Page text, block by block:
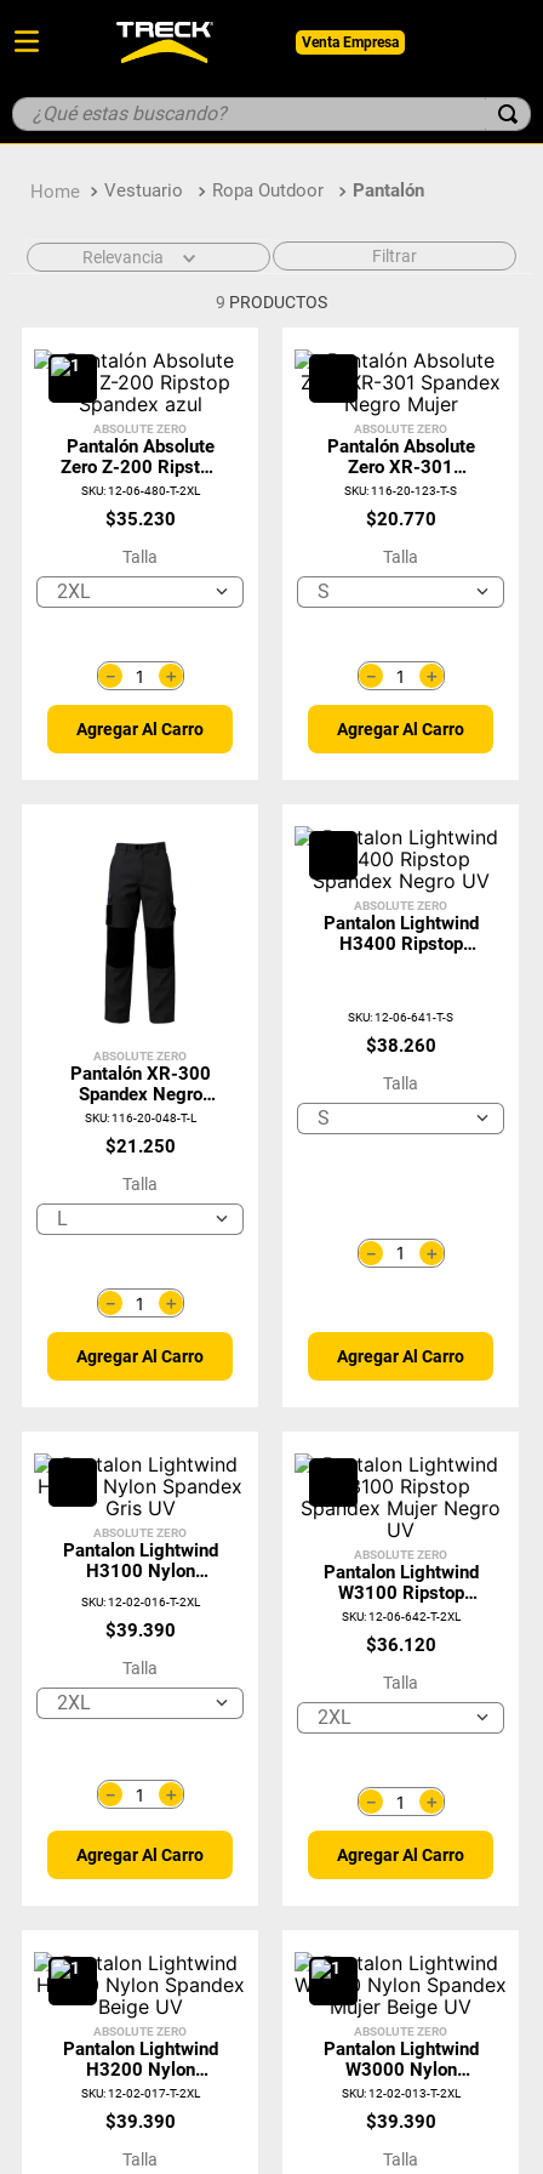
Venta Empresa
¿Qué estas buscando?
Vestuario Ropa Outdoor Pantalón
Relevancia Filtrar
9 PRODUCTOS
ABSOLUTE ZERO
Pantalón Absolute
Zero Z-200 Ripstop
Spandex Azul
SKU:12-06-480-T-2XL
$35.230
Talla
2XL
＋
－
Agregar Al Carro
ABSOLUTE ZERO
Pantalón Absolute
Zero XR-301
Spandex Negro
Mujer
SKU:116-20-123-T-S
$20.770
Talla
S
＋
－
Agregar Al Carro
ABSOLUTE ZERO
Pantalón XR-300
Spandex Negro
Absolute Zero
SKU:116-20-048-T-L
$21 .250
Talla
L
＋
－
Agregar Al Carro
ABSOLUTE ZERO
Pantalon Lightwind
H3400 Ripstop
SKU:12-06-641-T-S
$38.260
Talla
S
＋
－
Agregar Al Carro
ABSOLUTE ZERO
Pantalon Lightwind
H3100 Nylon
SKU:12-02-016-T-2XL
$39.390
Talla
2XL
＋
－
Agregar Al Carro
ABSOLUTE ZERO
Pantalon Lightwind
W3100 Ripstop
Spandex Mujer
Negro UV
SKU:12-06-642-T-2XL
$36.120
Talla
2XL
＋
－
Agregar Al Carro
ABSOLUTE ZERO
Pantalon Lightwind
H3200 Nylon
Spandex Beige UV
SKU:12-02-017-T-2XL
$39.390
Talla
ABSOLUTE ZERO
Pantalon Lightwind
W3000 Nylon
Spandex Mujer
Beige UV
SKU:12-02-013-T-2XL
$39.390
Talla
1. botin
5 casco